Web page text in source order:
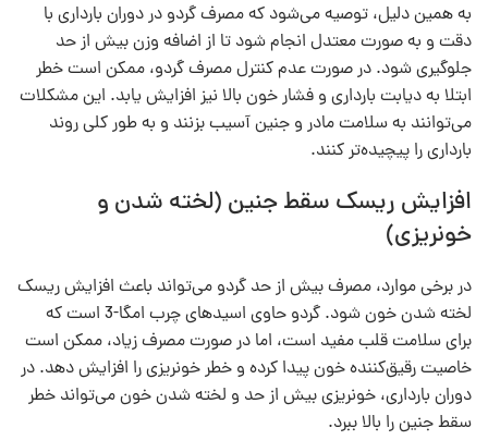
به همین دلیل، توصیه می‌شود که مصرف گردو در دوران بارداری با
دقت و به صورت معتدل انجام شود تا از اضافه وزن بیش از حد
جلوگیری شود. در صورت عدم کنترل مصرف گردو، ممکن است خطر
ابتلا به دیابت بارداری و فشار خون بالا نیز افزایش یابد. این مشکلات
می‌توانند به سلامت مادر و جنین آسیب بزنند و به طور کلی روند
بارداری را پیچیده‌تر کنند.
افزایش ریسک سقط جنین (لخته شدن و
خونریزی)
در برخی موارد، مصرف بیش از حد گردو می‌تواند باعث افزایش ریسک
لخته شدن خون شود. گردو حاوی اسیدهای چرب امگا-3 است که
برای سلامت قلب مفید است، اما در صورت مصرف زیاد، ممکن است
خاصیت رقیق‌کننده خون پیدا کرده و خطر خونریزی را افزایش دهد. در
دوران بارداری، خونریزی بیش از حد و لخته شدن خون می‌تواند خطر
سقط جنین را بالا ببرد.